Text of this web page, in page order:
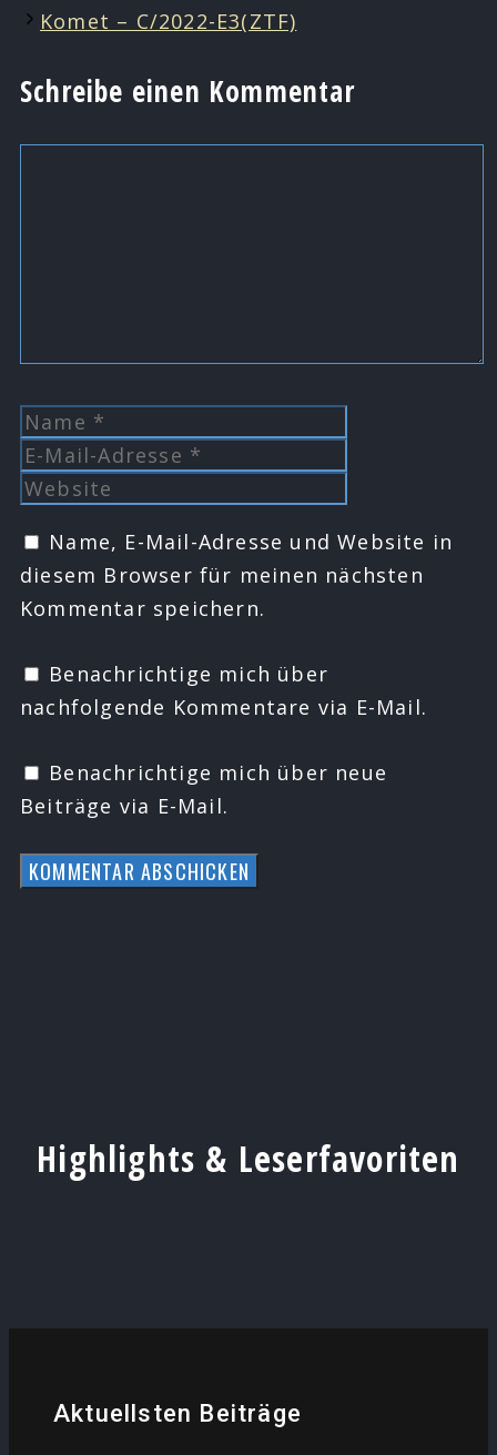
Komet – C/2022-E3(ZTF)
Schreibe einen Kommentar
Name
Name, E-Mail-Adresse und Website in
diesem Browser für meinen nächsten
Kommentar speichern.
Benachrichtige mich über
nachfolgende Kommentare via E-Mail.
Benachrichtige mich über neue
Beiträge via E-Mail.
Highlights & Leserfavoriten
Aktuellsten Beiträge